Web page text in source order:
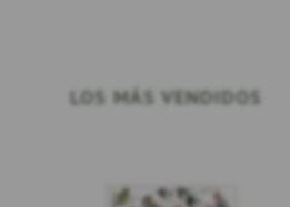
LOS MÁS VENDIDOS